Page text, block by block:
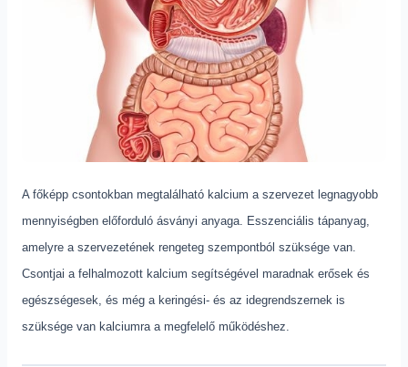
A főképp csontokban megtalálható kalcium a szervezet legnagyobb
mennyiségben előforduló ásványi anyaga. Esszenciális tápanyag,
amelyre a szervezetének rengeteg szempontból szüksége van.
Csontjai a felhalmozott kalcium segítségével maradnak erősek és
egészségesek, és még a keringési- és az idegrendszernek is
szüksége van kalciumra a megfelelő működéshez.